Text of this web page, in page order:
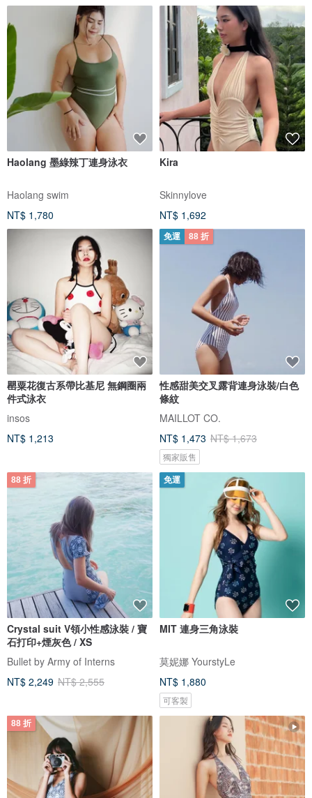
Haolang 墨綠辣丁連身泳衣
Haolang swim
NT$ 1,780
Kira
Skinnylove
NT$ 1,692
罌粟花復古系帶比基尼 無鋼圈兩
件式泳衣
insos
NT$ 1,213
免運 88 折
性感甜美交叉露背連身泳裝/白色
條紋
MAILLOT CO.
NT$ 1,473 NT$ 1,673
獨家販售
88 折
Crystal suit V領小性感泳裝 / 寶
石打印+煙灰色 / XS
Bullet by Army of Interns
NT$ 2,249 NT$ 2,555
免運
MIT 連身三角泳裝
莫妮娜 YourstyLe
NT$ 1,880
可客製
88 折